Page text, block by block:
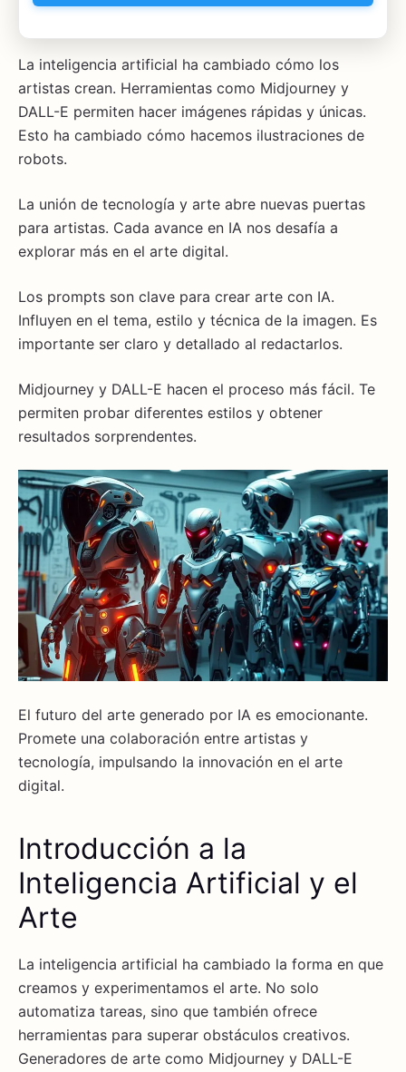
La inteligencia artificial ha cambiado cómo los
artistas crean. Herramientas como Midjourney y
DALL-E permiten hacer imágenes rápidas y únicas.
Esto ha cambiado cómo hacemos ilustraciones de
robots.
La unión de tecnología y arte abre nuevas puertas
para artistas. Cada avance en IA nos desafía a
explorar más en el arte digital.
Los prompts son clave para crear arte con IA.
Influyen en el tema, estilo y técnica de la imagen. Es
importante ser claro y detallado al redactarlos.
Midjourney y DALL-E hacen el proceso más fácil. Te
permiten probar diferentes estilos y obtener
resultados sorprendentes.
El futuro del arte generado por IA es emocionante.
Promete una colaboración entre artistas y
tecnología, impulsando la innovación en el arte
digital.
Introducción a la
Inteligencia Artificial y el
Arte
La inteligencia artificial ha cambiado la forma en que
creamos y experimentamos el arte. No solo
automatiza tareas, sino que también ofrece
herramientas para superar obstáculos creativos.
Generadores de arte como Midjourney y DALL-E